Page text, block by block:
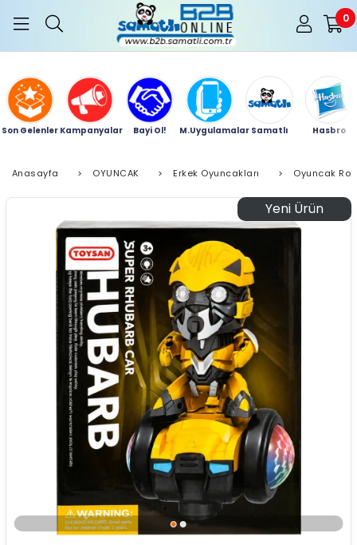
0
Son Gelenler Kampanyalar Bayi Ol! M.Uygulamalar Samatlı Hasbro
Anasayfa > OYUNCAK > Erkek Oyuncakları > Oyuncak
Yeni Ürün